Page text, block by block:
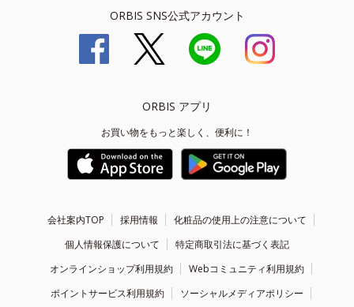
ORBIS SNS公式アカウント
ORBIS アプリ
お買い物をもっと楽しく、便利に！
会社案内TOP 採用情報
化粧品の使用上の注意について
個人情報保護について
特定商取引法に基づく表記
オンラインショップ利用規約
Webコミュニティ利用規約
ポイントサービス利用規約
ソーシャルメディアポリシー